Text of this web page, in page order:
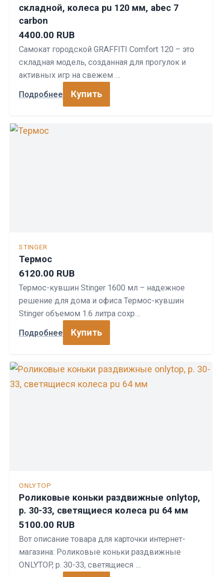
складной, колеса pu 120 мм, abec 7
carbon
4400.00 RUB
Самокат городской GRAFFITI Comfort 120 – это
складная модель, созданная для прогулок и
активных игр на свежем …
Подробнее Купить
STINGER
Термос
6120.00 RUB
Термос-кувшин Stinger 1600 мл – надежное
решение для дома и офиса Термос-кувшин
Stinger объемом 1.6 литра сохр…
Подробнее Купить
ONLYTOP
Роликовые коньки раздвижные onlytop,
р. 30-33, светящиеся колеса pu 64 мм
5100.00 RUB
Вот описание товара для карточки интернет-
магазина: Роликовые коньки раздвижные
ONLYTOP, р. 30-33, светящиеся …